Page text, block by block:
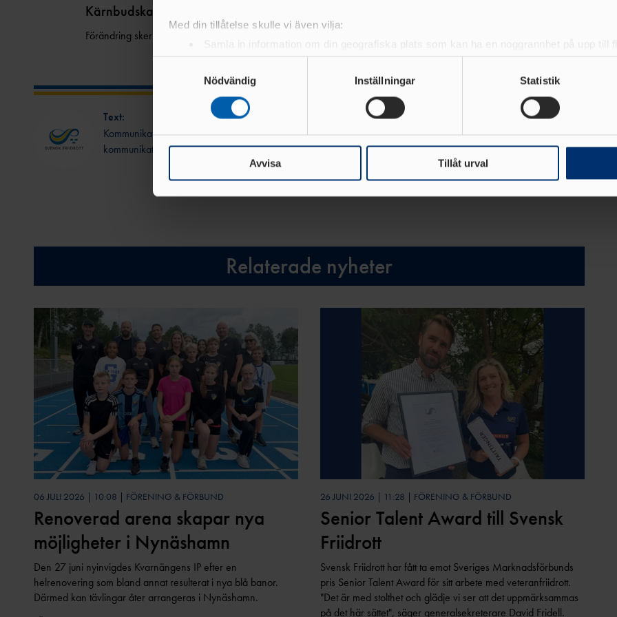
Med din tillåtelse skulle vi även vilja:
Samla in information om din geografiska plats som kan ha en noggrannhet på upp till
Ta reda på mer om hur dina personliga uppgifter behandlas och ställ in dina preferenser i
eller dra tillbaka ditt samtycke när som helst från cookie-förklaringen.
sociala medier och analysera vår trafik. Vi vidarebefordrar även sådana identifierare och
till de sociala medier och annons- och analysföretag som vi samarbetar med. Dessa kan i
med annan information som du har tillhandahållit eller som de har samlat in när du har
Nödvändig
Inställningar Statistik
Avvisa Tillåt urval
Kärnbudskap
Förändring sker genom beslut. Mod handlar om att genomföra dem.
Text:
Kommunikationsavdelningen
kommunikation@friidrott.se
Relaterade nyheter
06 JULI 2026 | 10:08 | FÖRENING & FÖRBUND
Renoverad arena skapar nya
möjligheter i Nynäshamn
Den 27 juni nyinvigdes Kvarnängens IP efter en
helrenovering som bland annat resulterat i nya blå banor.
Därmed kan tävlingar åter arrangeras i Nynäshamn.
26 JUNI 2026 | 11:28 | FÖRENING & FÖRBUND
Senior Talent Award till Svensk
Friidrott
Svensk Friidrott har fått ta emot Sveriges Marknadsförbunds
pris Senior Talent Award för sitt arbete med veteranfriidrott.
"Det är med stolthet och glädje vi ser att det uppmärksammas
på det här sättet", säger generalsekreterare David Fridell.